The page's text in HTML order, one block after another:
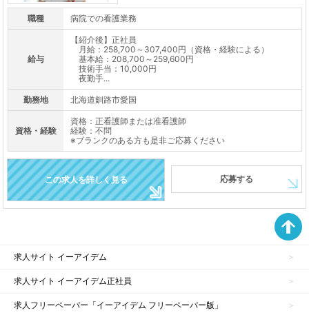
職種 病院での看護業務
給与
【紹介後】正社員
月給：258,700～307,400円（資格・経験による）
基本給：208,700～259,600円
技術手当：10,000円
夜勤手...
勤務地 北海道釧路市愛国
資格・経験
資格：正看護師または准看護師
経験：不問
※ブランクのある方も是非ご応募ください
この求人を詳しく見る 応募する
求人サイト イーアイデム
求人サイト イーアイデム正社員
求人フリーペーパー「イーアイデム フリーペーパー版」